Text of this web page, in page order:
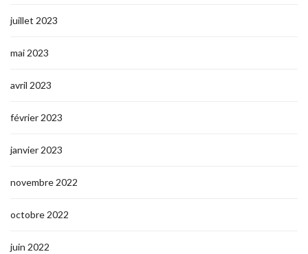
juillet 2023
mai 2023
avril 2023
février 2023
janvier 2023
novembre 2022
octobre 2022
juin 2022